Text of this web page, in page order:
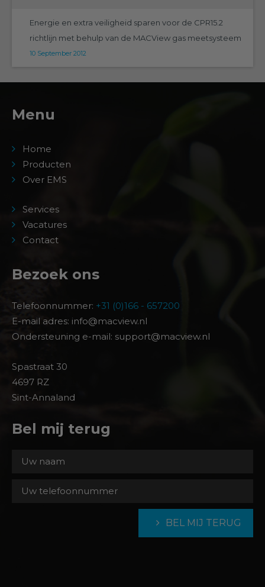
Energie en extra veiligheid sparen voor de CPR15.2
richtlijn met behulp van de MACView gas meetsysteem
10 September 2012
Menu
Home
Producten
Over EMS
Services
Vacatures
Contact
Bezoek ons
Telefoonnummer: +31 (0)166 - 657200
E-mail adres: info@macview.nl
Ondersteuning e-mail: support@macview.nl
Spastraat 30
4697 RZ
Sint-Annaland
Bel mij terug
BEL MIJ TERUG